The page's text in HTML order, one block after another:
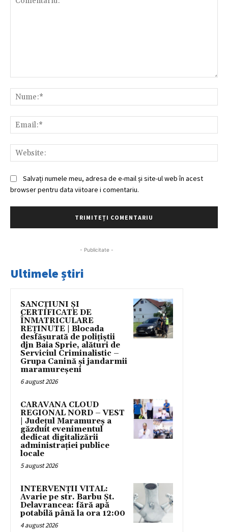
Salvați numele meu, adresa de e-mail și site-ul web în acest
browser pentru data viitoare i comentariu.
- Publicitate -
Ultimele știri
SANCȚIUNI ȘI
CERTIFICATE DE
ÎNMATRICULARE
REȚINUTE | Blocada
desfășurată de polițiștii
djn Baia Sprie, alături de
Serviciul Criminalistic –
Grupa Canină și jandarmii
maramureșeni
6 august 2026
CARAVANA CLOUD
REGIONAL NORD – VEST
| Județul Maramureș a
găzduit evenimentul
dedicat digitalizării
administrației publice
locale
5 august 2026
INTERVENȚII VITAL:
Avarie pe str. Barbu Șt.
Delavrancea: fără apă
potabilă până la ora 12:00
4 august 2026